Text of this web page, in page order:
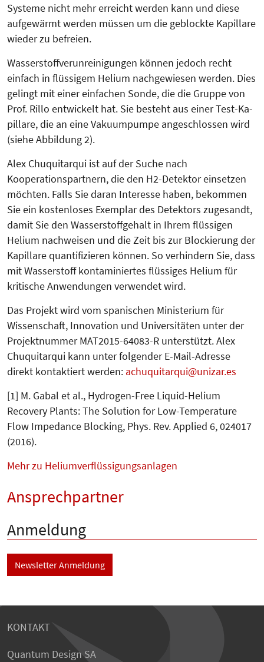
Systeme nicht mehr erreicht werden kann und diese
aufgewärmt werden müssen um die geblockte Kapillare
wieder zu befreien.
Wasserstoffverunreinigungen können jedoch recht
einfach in flüssigem He­lium nachgewiesen werden. Dies
ge­lingt mit einer einfachen Sonde, die die Gruppe von
Prof. Rillo entwickelt hat. Sie besteht aus einer Test-Ka­
pillare, die an eine Vakuum­pumpe angeschlossen wird
(siehe Ab­bil­dung 2).
Alex Chuquitarqui ist auf der Suche nach
Kooperationspartnern, die den H2-Detektor einsetzen
möchten. Falls Sie daran Interesse haben, bekommen
Sie ein kostenloses Exemplar des Detektors zugesandt,
damit Sie den Wasserstoffgehalt in Ihrem flüssigen
Helium nachweisen und die Zeit bis zur Blockierung der
Kapillare quantifizieren können. So verhindern Sie, dass
mit Wasserstoff kontaminier­tes flüssiges Helium für
kritische An­wendungen verwendet wird.
Das Projekt wird vom spanischen Mini­­sterium für
Wissenschaft, Inno­vation und Universitäten unter der
Projekt­nummer MAT2015-64083-R unterstützt. Alex
Chuquitarqui kann unter folgender E-Mail-Adresse
direkt kontaktiert werden: achuquitarqui
unizar.es
[1] M. Gabal et al., Hydrogen-Free Liquid-Helium
Recovery Plants: The Solution for Low-Temperature
Flow Impedance Blocking, Phys. Rev. Applied 6, 024017
(2016).
Mehr zu Heliumverflüssigungsanlagen
Ansprechpartner
Anmeldung
Newsletter Anmeldung
KONTAKT
Quantum Design SA